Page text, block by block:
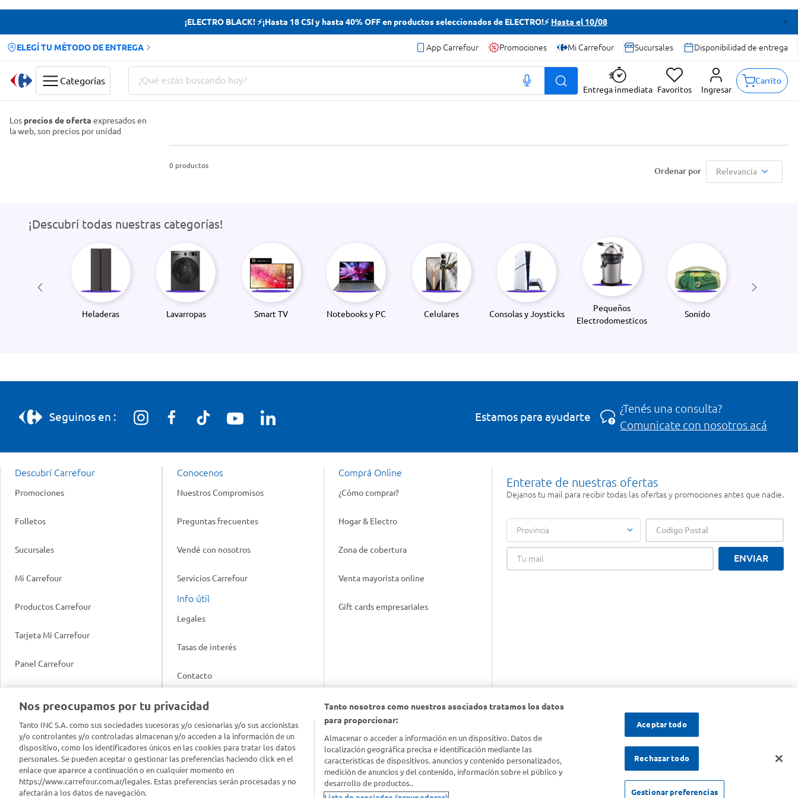
¡ELECTRO BLACK! ⚡¡Hasta 18 CSI y hasta 40% OFF en productos seleccionados de ELECTRO!⚡ Hasta el 10/08
ELEGÍ TU MÉTODO DE ENTREGA App Carrefour Promociones Mi Carrefour Sucursales Disponibilidad de entrega
Categorías
¿Qué estás buscando hoy?
Entrega inmediata Favoritos Ingresar
Carrito
Los precios de oferta expresados en
la web, son precios por unidad
0 productos
Relevancia
¡Descubrí todas nuestras categorías!
Heladeras Lavarropas Smart TV Notebooks y PC Celulares Consolas y Joysticks
Pequeños
Electrodomesticos
Sonido
Seguinos en : Estamos para ayudarte
¿Tenés una consulta?
Comunicate con nosotros acá
Descubrí Carrefour
Promociones
Folletos
Sucursales
Mi Carrefour
Productos Carrefour
Tarjeta Mi Carrefour
Panel Carrefour
App Carrefour
Comprometidos Carrefour
Conocenos
Nuestros Compromisos
Preguntas frecuentes
Vendé con nosotros
Servicios Carrefour
Info útil
Legales
Tasas de interés
Contacto
Acuerdo con Acyma
Política de Bienestar Animal
Reporte de Sustentabilidad
Comprá Online
¿Cómo comprar?
Hogar & Electro
Zona de cobertura
Venta mayorista online
Gift cards empresariales
Enterate de nuestras ofertas
Dejanos tu mail para recibir todas las ofertas y promociones antes que nadie.
Provincia
ENVIAR
Nos preocupamos por tu privacidad
Tanto INC S.A. como sus sociedades sucesoras y/o cesionarias y/o sus accionistas
y/o controlantes y/o controladas almacenan y/o acceden a la información de un
dispositivo, como los identificadores únicos en las cookies para tratar los datos
personales. Se pueden aceptar o gestionar las preferencias haciendo click en el
enlace que aparece a continuación o en cualquier momento en
https://www.carrefour.com.ar/legales. Estas preferencias serán procesadas y no
afectarán a los datos de navegación.
Tanto nosotros como nuestros asociados tratamos los datos
para proporcionar:
Almacenar o acceder a información en un dispositivo. Datos de
localización geográfica precisa e identificación mediante las
características de dispositivos. anuncios y contenido personalizados,
medición de anuncios y del contenido, información sobre el público y
desarrollo de productos..
Aceptar todo
Rechazar todo
Gestionar preferencias
Términos más buscados
Yerba